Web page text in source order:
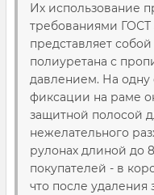
Их использование
требованиями ГОСТ
представляет
полиуретана с
давлением. На одну
фиксации на раме
защитной полосой
нежелательного
рулонах длиной до
покупателей - в
что после